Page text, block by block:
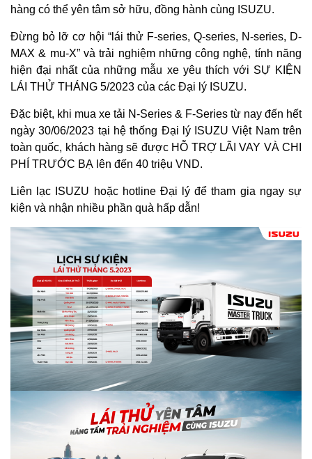
hàng có thể yên tâm sở hữu, đồng hành cùng ISUZU.
Đừng bỏ lỡ cơ hội “lái thử F-series, Q-series, N-series, D-
MAX & mu-X” và trải nghiệm những công nghệ, tính năng
hiện đại nhất của những mẫu xe yêu thích với SỰ KIỆN
LÁI THỬ THÁNG 5/2023 của các Đại lý ISUZU.
Đặc biệt, khi mua xe tải N-Series & F-Series từ nay đến hết
ngày 30/06/2023 tại hệ thống Đại lý ISUZU Việt Nam trên
toàn quốc, khách hàng sẽ được HỖ TRỢ LÃI VAY VÀ CHI
PHÍ TRƯỚC BẠ lên đến 40 triệu VND.
Liên lạc ISUZU hoặc hotline Đại lý để tham gia ngay sự
kiện và nhận nhiều phần quà hấp dẫn!